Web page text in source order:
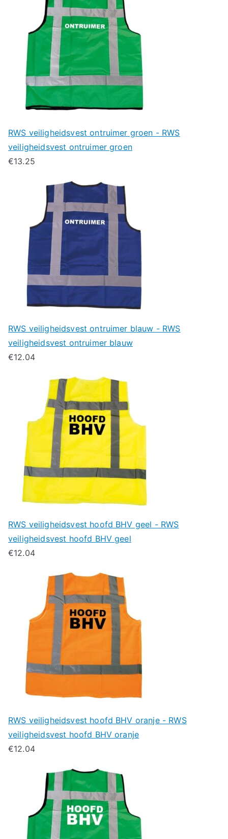
RWS veiligheidsvest ontruimer groen - RWS
veiligheidsvest ontruimer groen
€13.25
RWS veiligheidsvest ontruimer blauw - RWS
veiligheidsvest ontruimer blauw
€12.04
RWS veiligheidsvest hoofd BHV geel - RWS
veiligheidsvest hoofd BHV geel
€12.04
RWS veiligheidsvest hoofd BHV oranje - RWS
veiligheidsvest hoofd BHV oranje
€12.04